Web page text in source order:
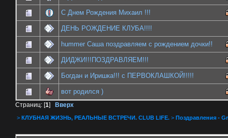
С Днем Рождения Михаил !!!
ДЕНЬ РОЖДЕНИЕ КЛУБА!!!!
hummer Саша поздравляем с рождением дочки!!
ДИДЖИ!!!ПОЗДРАВЛЯЕМ!!!
Богдан и Иришка!!! с ПЕРВОКЛАШКОЙ!!!!!
вот родился )
Страниц: [1] Вверх
> КЛУБНАЯ ЖИЗНЬ, РЕАЛЬНЫЕ ВСТРЕЧИ. CLUB LIFE. > Поздравления -